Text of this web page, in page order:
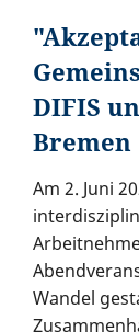
DIFIS
Bremen
Am 2. Juni
Wandel